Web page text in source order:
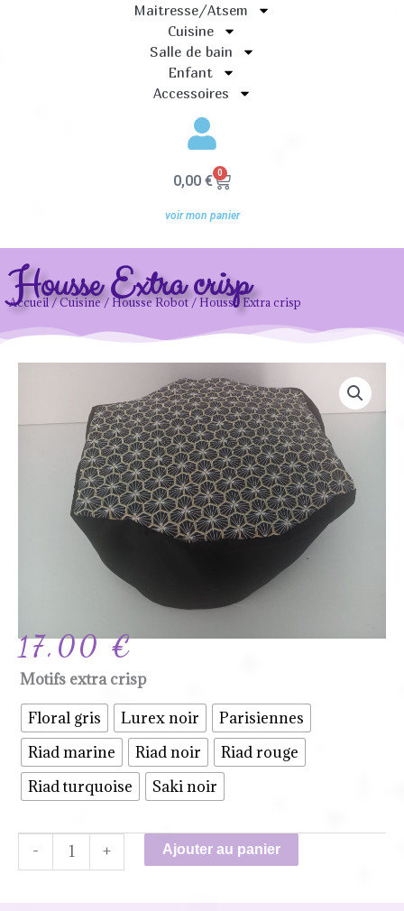
Maitresse/Atsem
Cuisine
Salle de bain
Enfant
Accessoires
0,00 € 0
Panier
voir mon panier
Housse Extra crisp
Accueil/Cuisine/ Housse Robot/ Housse Extra crisp
17,00€
Motifs extra crisp
Floral gris
Lurex noir
Parisiennes
Riad marine
Riad noir
Riad rouge
Riad turquoise
Saki noir
-
quantité
de
Housse
Extra
crisp
+ Ajouter au panier